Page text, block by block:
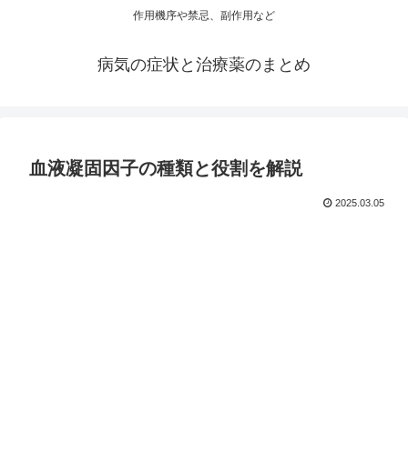
作用機序や禁忌、副作用など
病気の症状と治療薬のまとめ
血液凝固因子の種類と役割を解説
2025.03.05